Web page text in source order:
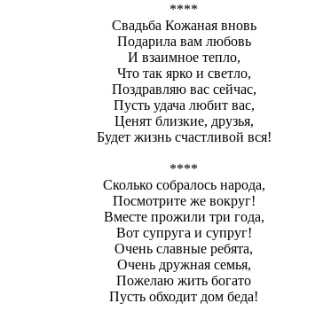
****
Свадьба Кожаная вновь
Подарила вам любовь
И взаимное тепло,
Что так ярко и светло,
Поздравляю вас сейчас,
Пусть удача любит вас,
Ценят близкие, друзья,
Будет жизнь счастливой вся!
****
Сколько собралось народа,
Посмотрите же вокруг!
Вместе прожили три года,
Вот супруга и супруг!
Очень славные ребята,
Очень дружная семья,
Пожелаю жить богато
Пусть обходит дом беда!